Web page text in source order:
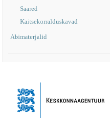
Saared
Kaitsekorralduskavad
Abimaterjalid